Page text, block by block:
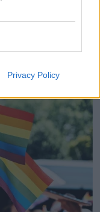
Privacy Policy